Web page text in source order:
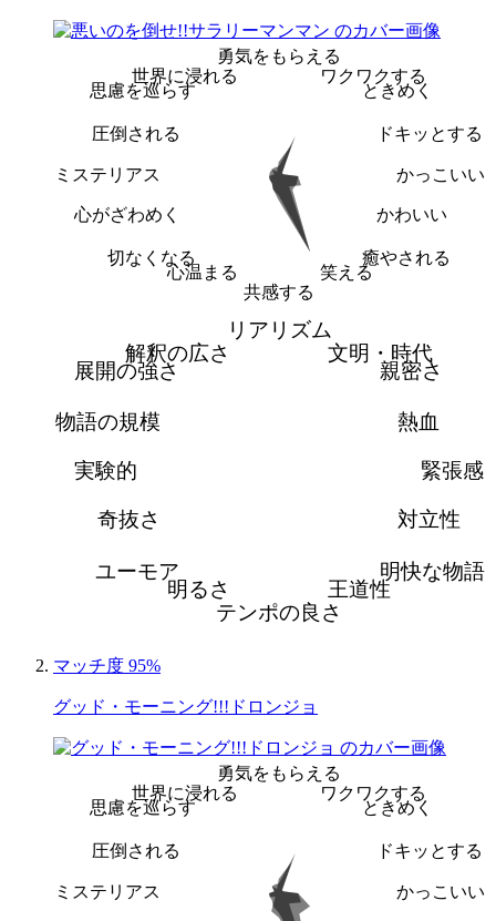
勇気をもらえる
ワクワクする
ときめく
ドキッとする
かっこいい
かわいい
癒やされる
笑える
共感する
心温まる
切なくなる
心がざわめく
ミステリアス
圧倒される
思慮を巡らす
世界に浸れる
リアリズム
文明・時代
親密さ
熱血
緊張感
対立性
明快な物語
王道性
テンポの良さ
明るさ
ユーモア
奇抜さ
実験的
物語の規模
展開の強さ
解釈の広さ
マッチ度 95%
グッド・モーニング!!!ドロンジョ
勇気をもらえる
ワクワクする
ときめく
ドキッとする
かっこいい
ミステリアス
圧倒される
思慮を巡らす
世界に浸れる